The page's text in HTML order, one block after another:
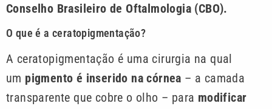
Conselho Brasileiro de Oftalmologia (CBO).
O que é a ceratopigmentação?
A ceratopigmentação é uma cirurgia na qual
um pigmento é inserido na córnea – a camada
transparente que cobre o olho – para modificar